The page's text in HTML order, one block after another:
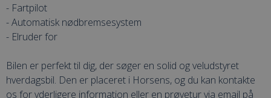
- Fartpilot
- Automatisk nødbremsesystem
- Elruder for
Bilen er perfekt til dig, der søger en solid og veludstyret
hverdagsbil. Den er placeret i Horsens, og du kan kontakte
os for yderligere information eller en prøvetur via email på